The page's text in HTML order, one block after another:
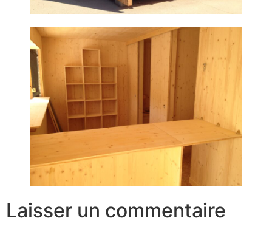
Laisser un commentaire